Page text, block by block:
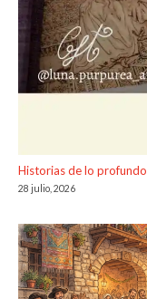
Historias de lo profundo
28 julio, 2026